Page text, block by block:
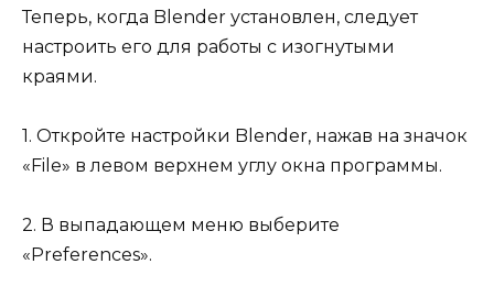
Теперь, когда Blender установлен, следует
настроить его для работы с изогнутыми
краями.
1. Откройте настройки Blender, нажав на значок
«File» в левом верхнем углу окна программы.
2. В выпадающем меню выберите
«Preferences».